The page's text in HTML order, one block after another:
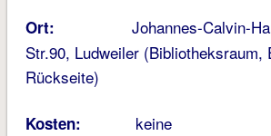
Ort: Johannes-Calvin-
Str.90, Ludweiler (Bibliotheksraum,
Rückseite)
Kosten: keine